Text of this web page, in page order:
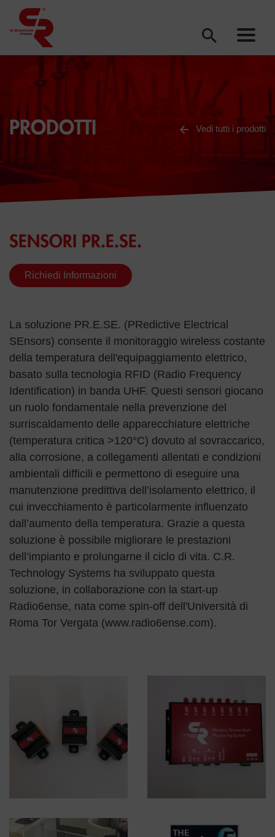
PRODOTTI Vedi tutti i prodotti
SENSORI PR.E.SE.
Richiedi Informazioni
La soluzione PR.E.SE. (PRedictive Electrical
SEnsors) consente il monitoraggio wireless costante
della temperatura dell'equipaggiamento elettrico,
basato sulla tecnologia RFID (Radio Frequency
Identification) in banda UHF. Questi sensori giocano
un ruolo fondamentale nella prevenzione del
surriscaldamento delle apparecchiature elettriche
(temperatura critica >120°C) dovuto al sovraccarico,
alla corrosione, a collegamenti allentati e condizioni
ambientali difficili e permettono di eseguire una
manutenzione predittiva dell’isolamento elettrico, il
cui invecchiamento è particolarmente influenzato
dall’aumento della temperatura. Grazie a questa
soluzione è possibile migliorare le prestazioni
dell’impianto e prolungarne il ciclo di vita. C.R.
Technology Systems ha sviluppato questa
soluzione, in collaborazione con la start-up
Radio6ense, nata come spin-off dell'Università di
Roma Tor Vergata (www.radio6ense.com).